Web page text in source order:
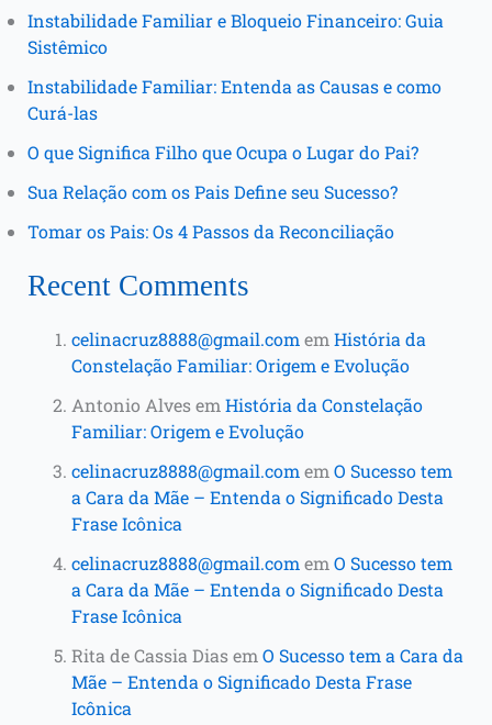
Instabilidade Familiar e Bloqueio Financeiro: Guia
Sistêmico
Instabilidade Familiar: Entenda as Causas e como
Curá-las
O que Significa Filho que Ocupa o Lugar do Pai?
Sua Relação com os Pais Define seu Sucesso?
Tomar os Pais: Os 4 Passos da Reconciliação
Recent Comments
celinacruz8888@gmail.comemHistória da
Constelação Familiar: Origem e Evolução
Antonio AlvesemHistória da Constelação
Familiar: Origem e Evolução
celinacruz8888@gmail.comemO Sucesso tem
a Cara da Mãe – Entenda o Significado Desta
Frase Icônica
celinacruz8888@gmail.comemO Sucesso tem
a Cara da Mãe – Entenda o Significado Desta
Frase Icônica
Rita de Cassia DiasemO Sucesso tem a Cara da
Mãe – Entenda o Significado Desta Frase
Icônica